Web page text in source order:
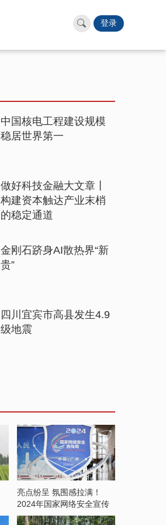
登录
中国核电工程建设规模
稳居世界第一
做好科技金融大文章丨
构建资本触达产业末梢
的稳定通道
金刚石跻身AI散热界“新
贵”
四川宜宾市高县发生4.9
级地震
亮点纷呈 氛围感拉满！
2024年国家网络安全宣传
周开启